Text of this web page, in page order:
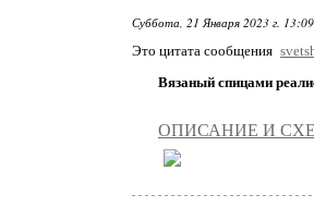
Суббота, 21 Января 2023 г.
Это цитата сообщения
Вязаный спицами
ОПИСАНИЕ И